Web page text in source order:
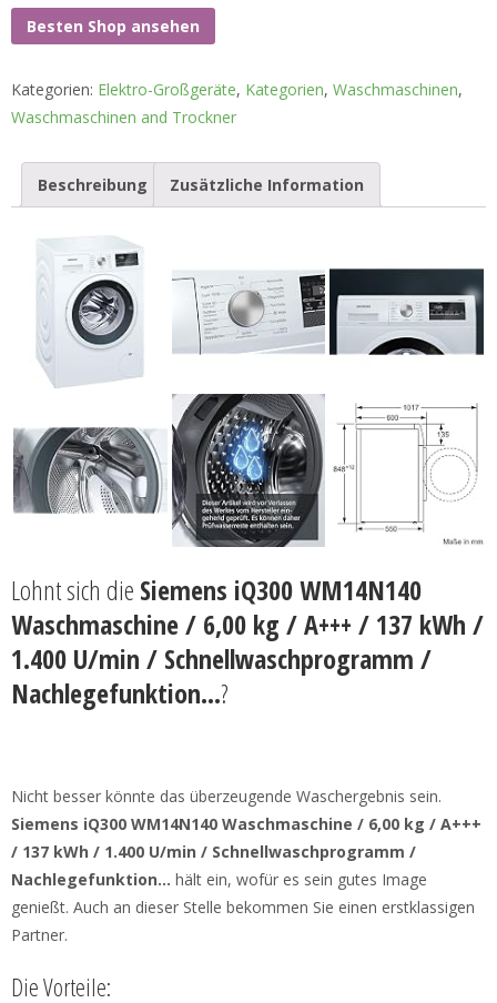
Besten Shop ansehen
Kategorien: Elektro-Großgeräte, Kategorien, Waschmaschinen,
Waschmaschinen and Trockner
Beschreibung Zusätzliche Information
Lohnt sich die Siemens iQ300 WM14N140
Waschmaschine / 6,00 kg / A+++ / 137 kWh /
1.400 U/min / Schnellwaschprogramm /
Nachlegefunktion…?
Nicht besser könnte das überzeugende Waschergebnis sein.
Siemens iQ300 WM14N140 Waschmaschine / 6,00 kg / A+++
/ 137 kWh / 1.400 U/min / Schnellwaschprogramm /
Nachlegefunktion… hält ein, wofür es sein gutes Image
genießt. Auch an dieser Stelle bekommen Sie einen erstklassigen
Partner.
Die Vorteile: